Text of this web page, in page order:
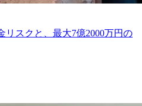
リスクと、最大7億2000万円の